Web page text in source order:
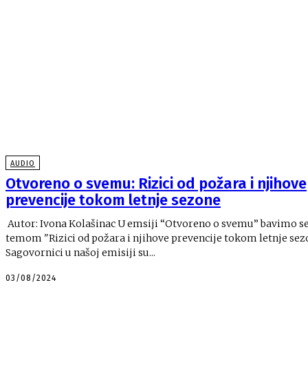
AUDIO
Otvoreno o svemu: Rizici od požara i njihove
prevencije tokom letnje sezone
Autor: Ivona Kolašinac U emsiji “Otvoreno o svemu” bavimo se
temom "Rizici od požara i njihove prevencije tokom letnje
Sagovornici u našoj emisiji su...
03/08/2024